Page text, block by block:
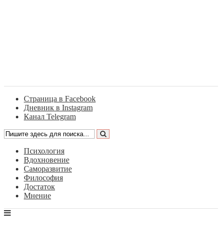
Страница в Facebook
Дневник в Instagram
Канал Telegram
Психология
Вдохновение
Саморазвитие
Философия
Достаток
Мнение